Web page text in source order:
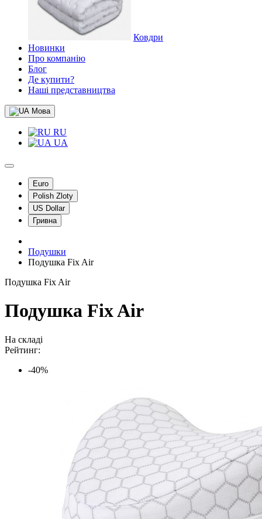
Ковдри
Новинки
Про компанію
Блог
Де купити?
Наші представництва
Мова
RU
UA
Euro
Polish Zloty
US Dollar
Гривна
Подушки
Подушка Fix Air
Подушка Fix Air
Подушка Fix Air
На складі
Рейтинг:
-40%